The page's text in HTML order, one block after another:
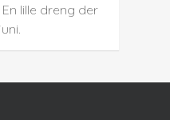
lille dreng der